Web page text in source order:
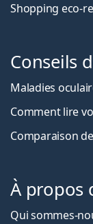
Shopping eco-
Conseils
Maladies
Comment lire
Comparaison
À propos
Qui sommes-